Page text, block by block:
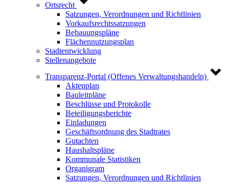
Ortsrecht
Satzungen, Verordnungen und Richtlinien
Vorkaufsrechtssatzungen
Bebauungspläne
Flächennutzungsplan
Stadtentwicklung
Stellenangebote
Transparenz-Portal (Offenes Verwaltungshandeln)
Aktenplan
Bauleitpläne
Beschlüsse und Protokolle
Beteiligungsberichte
Einladungen
Geschäftsordnung des Stadtrates
Gutachten
Haushaltspläne
Kommunale Statistiken
Organigram
Satzungen, Verordnungen und Richtlinien